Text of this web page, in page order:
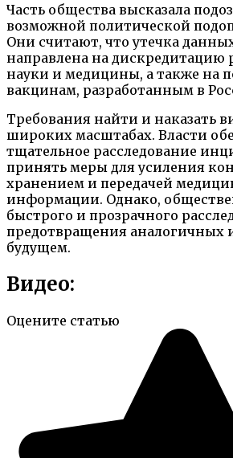
Часть общества высказала
возможной политической
Они считают, что утечка
направлена на дискредитацию
науки и медицины, а также на
вакцинам, разработанным в
Требования найти и наказать
широких масштабах. Власти
тщательное расследование
принять меры для усиления
хранением и передачей
информации. Однако,
быстрого и прозрачного
предотвращения аналогичных
будущем.
Видео:
Оцените статью